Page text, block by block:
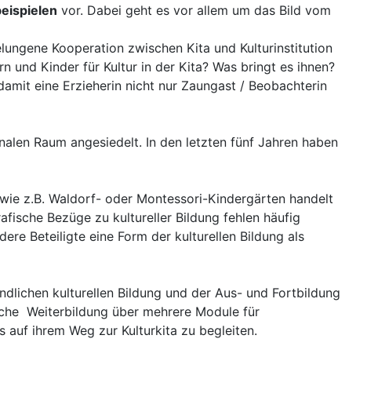
vor. Dabei geht es vor allem um das Bild vom
Kooperation zwischen Kita und Kulturinstitution
und Kinder für Kultur in der Kita? Was bringt es ihnen?
eine Erzieherin nicht nur Zaungast / Beobachterin
Raum angesiedelt. In den letzten fünf Jahren haben
z.B. Waldorf- oder Montessori-Kindergärten handelt
Bezüge zu kultureller Bildung fehlen häufig
Beteiligte eine Form der kulturellen Bildung als
kulturellen Bildung und der Aus- und Fortbildung
Weiterbildung über mehrere Module für
auf ihrem Weg zur Kulturkita zu begleiten.